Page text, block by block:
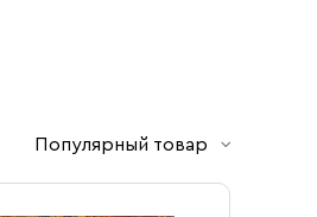
Популярный товар